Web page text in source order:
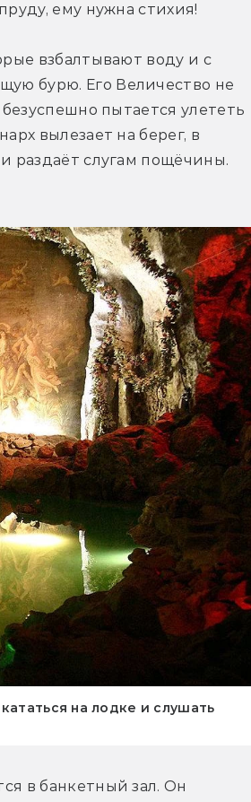
ему нужна стихия!
взбалтывают воду и с
бурю. Его Величество не
пытается улететь
вылезает на берег, в
раздаёт слугам пощёчины.
на лодке и слушать
в банкетный зал. Он